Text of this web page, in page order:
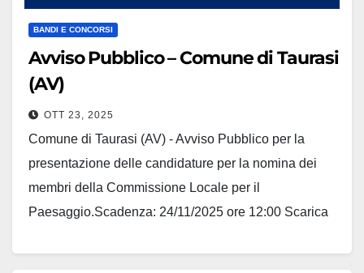
BANDI E CONCORSI
Avviso Pubblico – Comune di Taurasi
(AV)
OTT 23, 2025
Comune di Taurasi (AV) - Avviso Pubblico per la
presentazione delle candidature per la nomina dei
membri della Commissione Locale per il
Paesaggio.Scadenza: 24/11/2025 ore 12:00 Scarica